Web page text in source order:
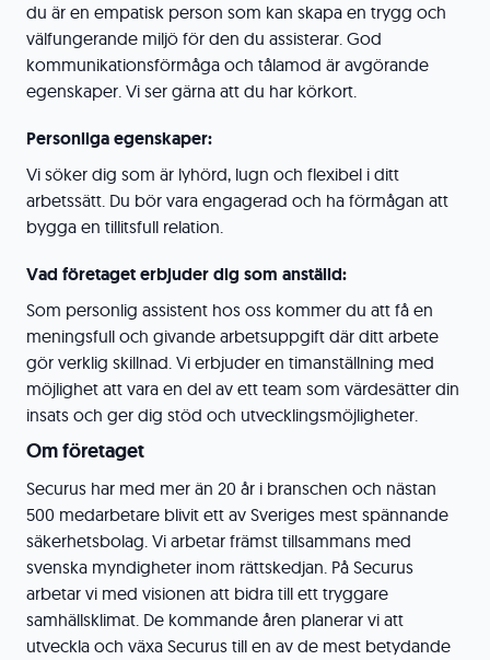
du är en empatisk person som kan skapa en trygg och
välfungerande miljö för den du assisterar. God
kommunikationsförmåga och tålamod är avgörande
egenskaper. Vi ser gärna att du har körkort.
Personliga egenskaper:
Vi söker dig som är lyhörd, lugn och flexibel i ditt
arbetssätt. Du bör vara engagerad och ha förmågan att
bygga en tillitsfull relation.
Vad företaget erbjuder dig som anställd:
Som personlig assistent hos oss kommer du att få en
meningsfull och givande arbetsuppgift där ditt arbete
gör verklig skillnad. Vi erbjuder en timanställning med
möjlighet att vara en del av ett team som värdesätter din
insats och ger dig stöd och utvecklingsmöjligheter.
Om företaget
Securus har med mer än 20 år i branschen och nästan
500 medarbetare blivit ett av Sveriges mest spännande
säkerhetsbolag. Vi arbetar främst tillsammans med
svenska myndigheter inom rättskedjan. På Securus
arbetar vi med visionen att bidra till ett tryggare
samhällsklimat. De kommande åren planerar vi att
utveckla och växa Securus till en av de mest betydande